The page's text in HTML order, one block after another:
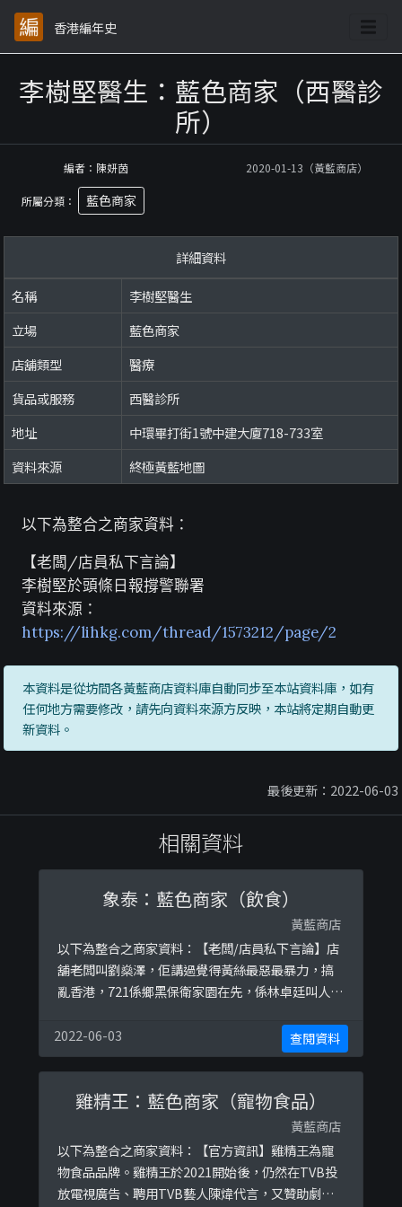
香港編年史
李樹堅醫生：藍色商家（西醫診
所）
編者：陳妍茵 2020-01-13（黃藍商店）
所屬分類： 藍色商家
詳細資料
名稱
李樹堅醫生
立場
藍色商家
店舖類型
醫療
貨品或服務
西醫診所
地址
中環畢打街1號中建大廈718-733室
資料來源
終極黃藍地圖
以下為整合之商家資料：
【老闆/店員私下言論】
李樹堅於頭條日報撐警聯署
資料來源：
https://lihkg.com/thread/1573212/page/2
本資料是從坊間各黃藍商店資料庫自動同步至本站資料庫，如有
任何地方需要修改，請先向資料來源方反映，本站將定期自動更
新資料。
最後更新：2022-06-03
相關資料
象泰：藍色商家（飲食）
黃藍商店
以下為整合之商家資料：【老闆/店員私下言論】店
舖老闆叫劉燊澤，佢講過覺得黃絲最惡最暴力，搞
亂香港，721係鄉黑保衛家園在先，係林卓廷叫人入
便公開)參考圖片：
https://ibb.co/Bc5ZXGChttps://ibb.co/2v0Br00
2022-06-03 查閱資料
雞精王：藍色商家（寵物食品）
黃藍商店
以下為整合之商家資料：【官方資訊】雞精王為寵
物食品品牌。雞精王於2021開始後，仍然在TVB投
放電視廣告、聘用TVB藝人陳煒代言，又贊助劇集